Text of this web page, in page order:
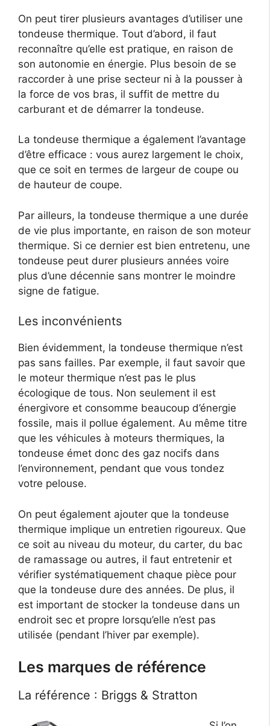
On peut tirer plusieurs avantages d’utiliser une
tondeuse thermique. Tout d’abord, il faut
reconnaître qu’elle est pratique, en raison de
son autonomie en énergie. Plus besoin de se
raccorder à une prise secteur ni à la pousser à
la force de vos bras, il suffit de mettre du
carburant et de démarrer la tondeuse.
La tondeuse thermique a également l’avantage
d’être efficace : vous aurez largement le choix,
que ce soit en termes de largeur de coupe ou
de hauteur de coupe.
Par ailleurs, la tondeuse thermique a une durée
de vie plus importante, en raison de son moteur
thermique. Si ce dernier est bien entretenu, une
tondeuse peut durer plusieurs années voire
plus d’une décennie sans montrer le moindre
signe de fatigue.
Les inconvénients
Bien évidemment, la tondeuse thermique n’est
pas sans failles. Par exemple, il faut savoir que
le moteur thermique n’est pas le plus
écologique de tous. Non seulement il est
énergivore et consomme beaucoup d’énergie
fossile, mais il pollue également. Au même titre
que les véhicules à moteurs thermiques, la
tondeuse émet donc des gaz nocifs dans
l’environnement, pendant que vous tondez
votre pelouse.
On peut également ajouter que la tondeuse
thermique implique un entretien rigoureux. Que
ce soit au niveau du moteur, du carter, du bac
de ramassage ou autres, il faut entretenir et
vérifier systématiquement chaque pièce pour
que la tondeuse dure des années. De plus, il
est important de stocker la tondeuse dans un
endroit sec et propre lorsqu’elle n’est pas
utilisée (pendant l’hiver par exemple).
Les marques de référence
La référence : Briggs & Stratton